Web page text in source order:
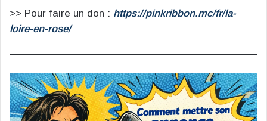
>> Pour faire un don : https://pinkribbon.mc/fr/la-
loire-en-rose/